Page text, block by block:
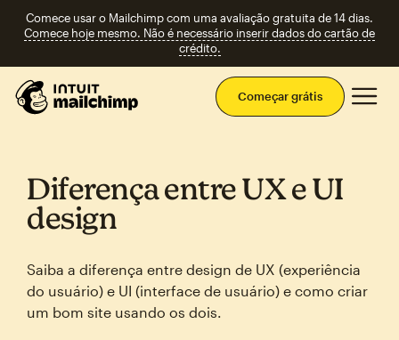
Comece usar o Mailchimp com uma avaliação gratuita de 14 dias.
Comece hoje mesmo. Não é necessário inserir dados do cartão de
crédito.
Começar grátis
Diferença entre UX e UI
design
Saiba a diferença entre design de UX (experiência
do usuário) e UI (interface de usuário) e como criar
um bom site usando os dois.